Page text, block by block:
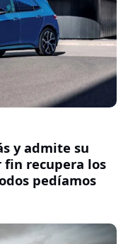
y admite su
fin recupera los
pedíamos